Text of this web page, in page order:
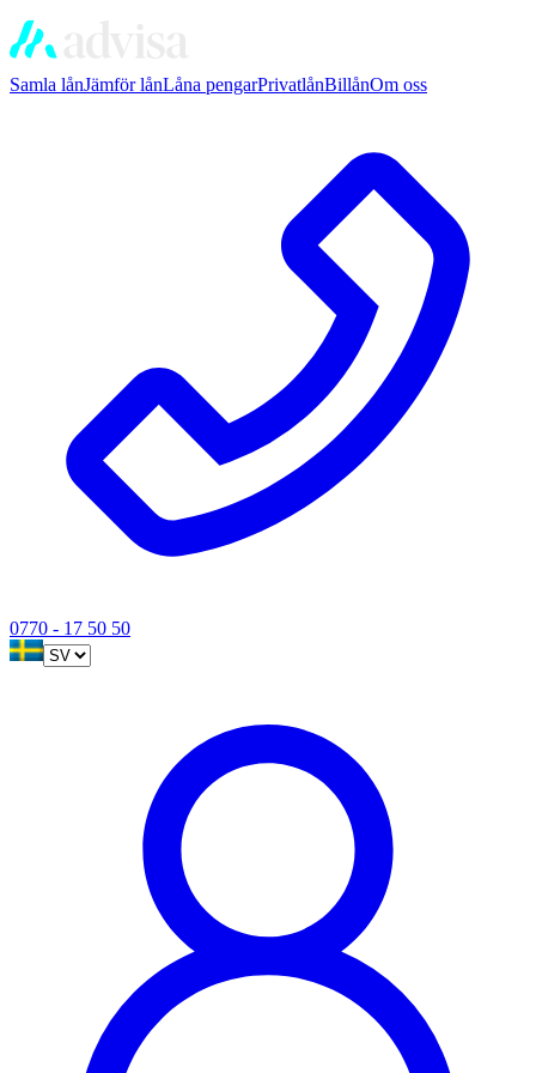
Samla lånJämför lånLåna pengarPrivatlånBillånOm oss
0770 - 17 50 50